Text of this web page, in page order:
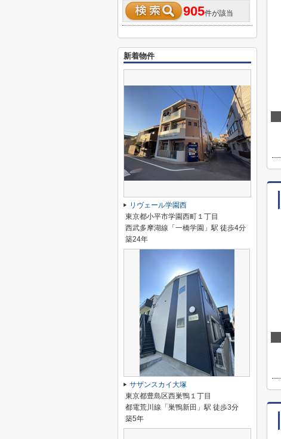
905件が該当
新着物件
リヴェール学園西
東京都小平市学園西町１丁目
西武多摩湖線「一橋学園」駅 徒歩4分
築24年
サザンスカイ大塚
東京都豊島区西巣鴨１丁目
都電荒川線「巣鴨新田」駅 徒歩3分
築5年